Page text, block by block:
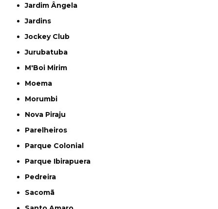
Jardim Ângela
Jardins
Jockey Club
Jurubatuba
M'Boi Mirim
Moema
Morumbi
Nova Piraju
Parelheiros
Parque Colonial
Parque Ibirapuera
Pedreira
Sacomã